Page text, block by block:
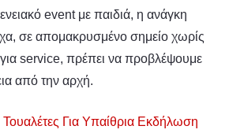
event με παιδιά, η ανάγκη
σε απομακρυσμένο σημείο χωρίς
service, πρέπει να προβλέψουμε
από την αρχή.
Τουαλέτες Για Υπαίθρια Εκδήλωση